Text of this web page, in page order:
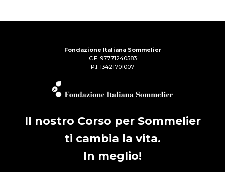
Fondazione Italiana Sommelier
C.F. 97771240583
P.I. 13421701007
Il nostro Corso per Sommelier
ti cambia la vita.
In meglio!